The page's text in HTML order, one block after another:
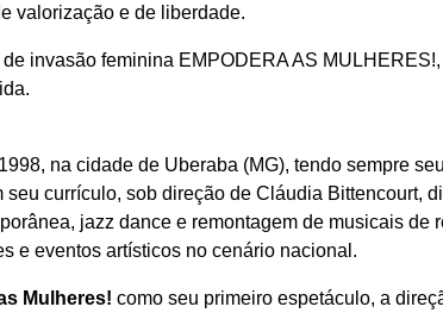
valorização e de liberdade.
invasão feminina EMPODERA AS
na cidade de Uberaba (MG), tendo sempre
currículo, sob direção de Cláudia Bittencourt,
jazz dance e remontagem de musicais de
e eventos artísticos no cenário nacional.
Mulheres! como seu primeiro espetáculo, a